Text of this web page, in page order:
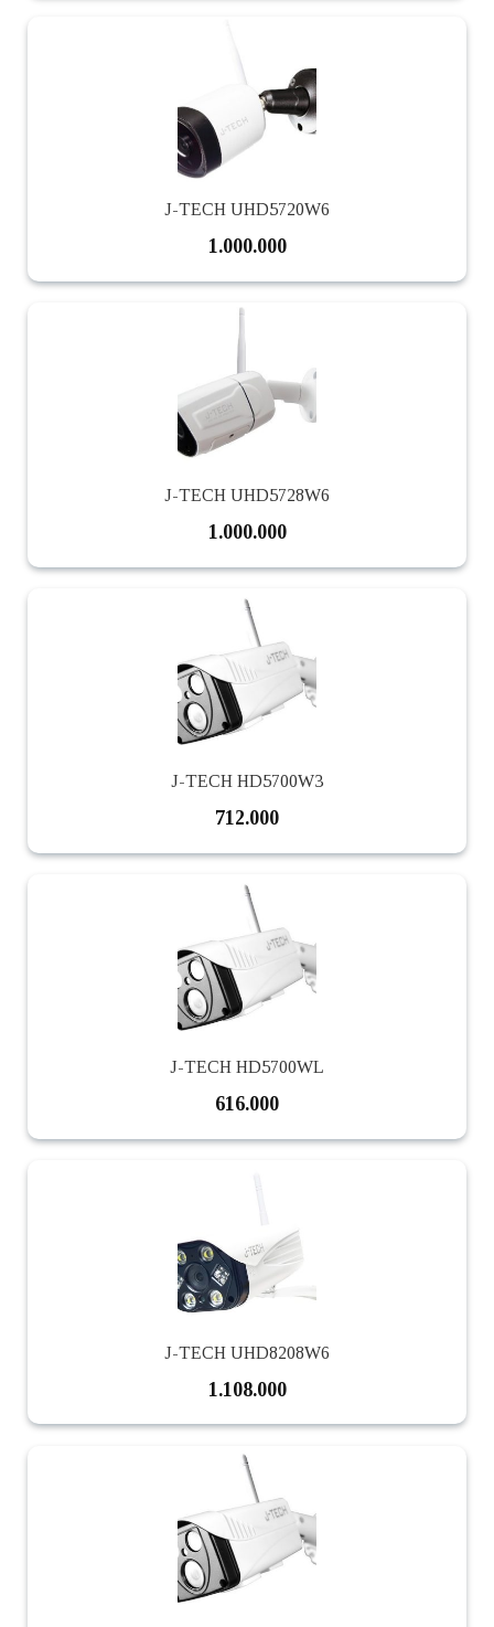
J-TECH UHD5720W6
1.000.000
J-TECH UHD5728W6
1.000.000
J-TECH HD5700W3
712.000
J-TECH HD5700WL
616.000
J-TECH UHD8208W6
1.108.000